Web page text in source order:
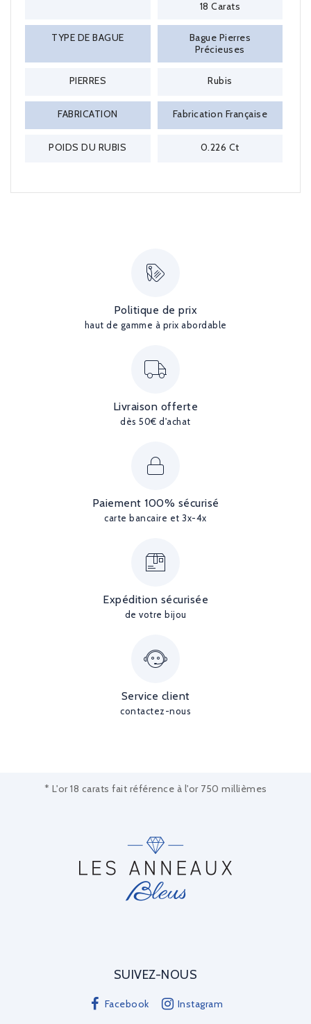
18 Carats
TYPE DE BAGUE
Bague Pierres
Précieuses
PIERRES Rubis
FABRICATION Fabrication Française
POIDS DU RUBIS 0.226 Ct
Politique de prix
haut de gamme à prix abordable
Livraison offerte
dès 50€ d'achat
Paiement 100% sécurisé
carte bancaire et 3x-4x
Expédition sécurisée
de votre bijou
Service client
contactez-nous
* L'or 18 carats fait référence à l'or 750 millièmes
SUIVEZ-NOUS
Facebook Instagram